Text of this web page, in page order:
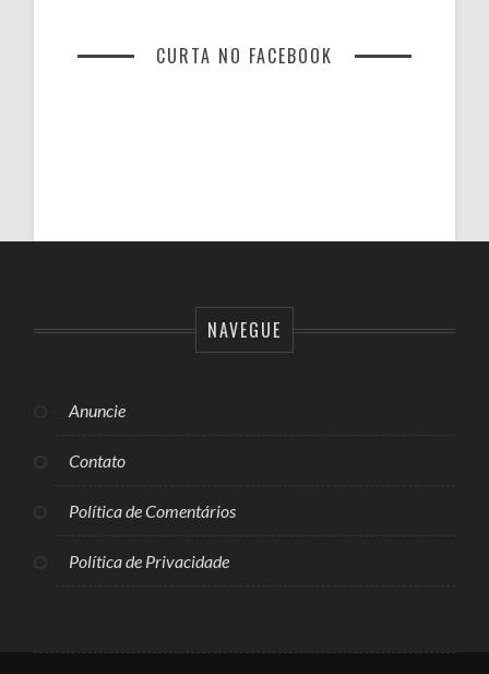
CURTA NO FACEBOOK
NAVEGUE
Anuncie
Contato
Política de Comentários
Política de Privacidade